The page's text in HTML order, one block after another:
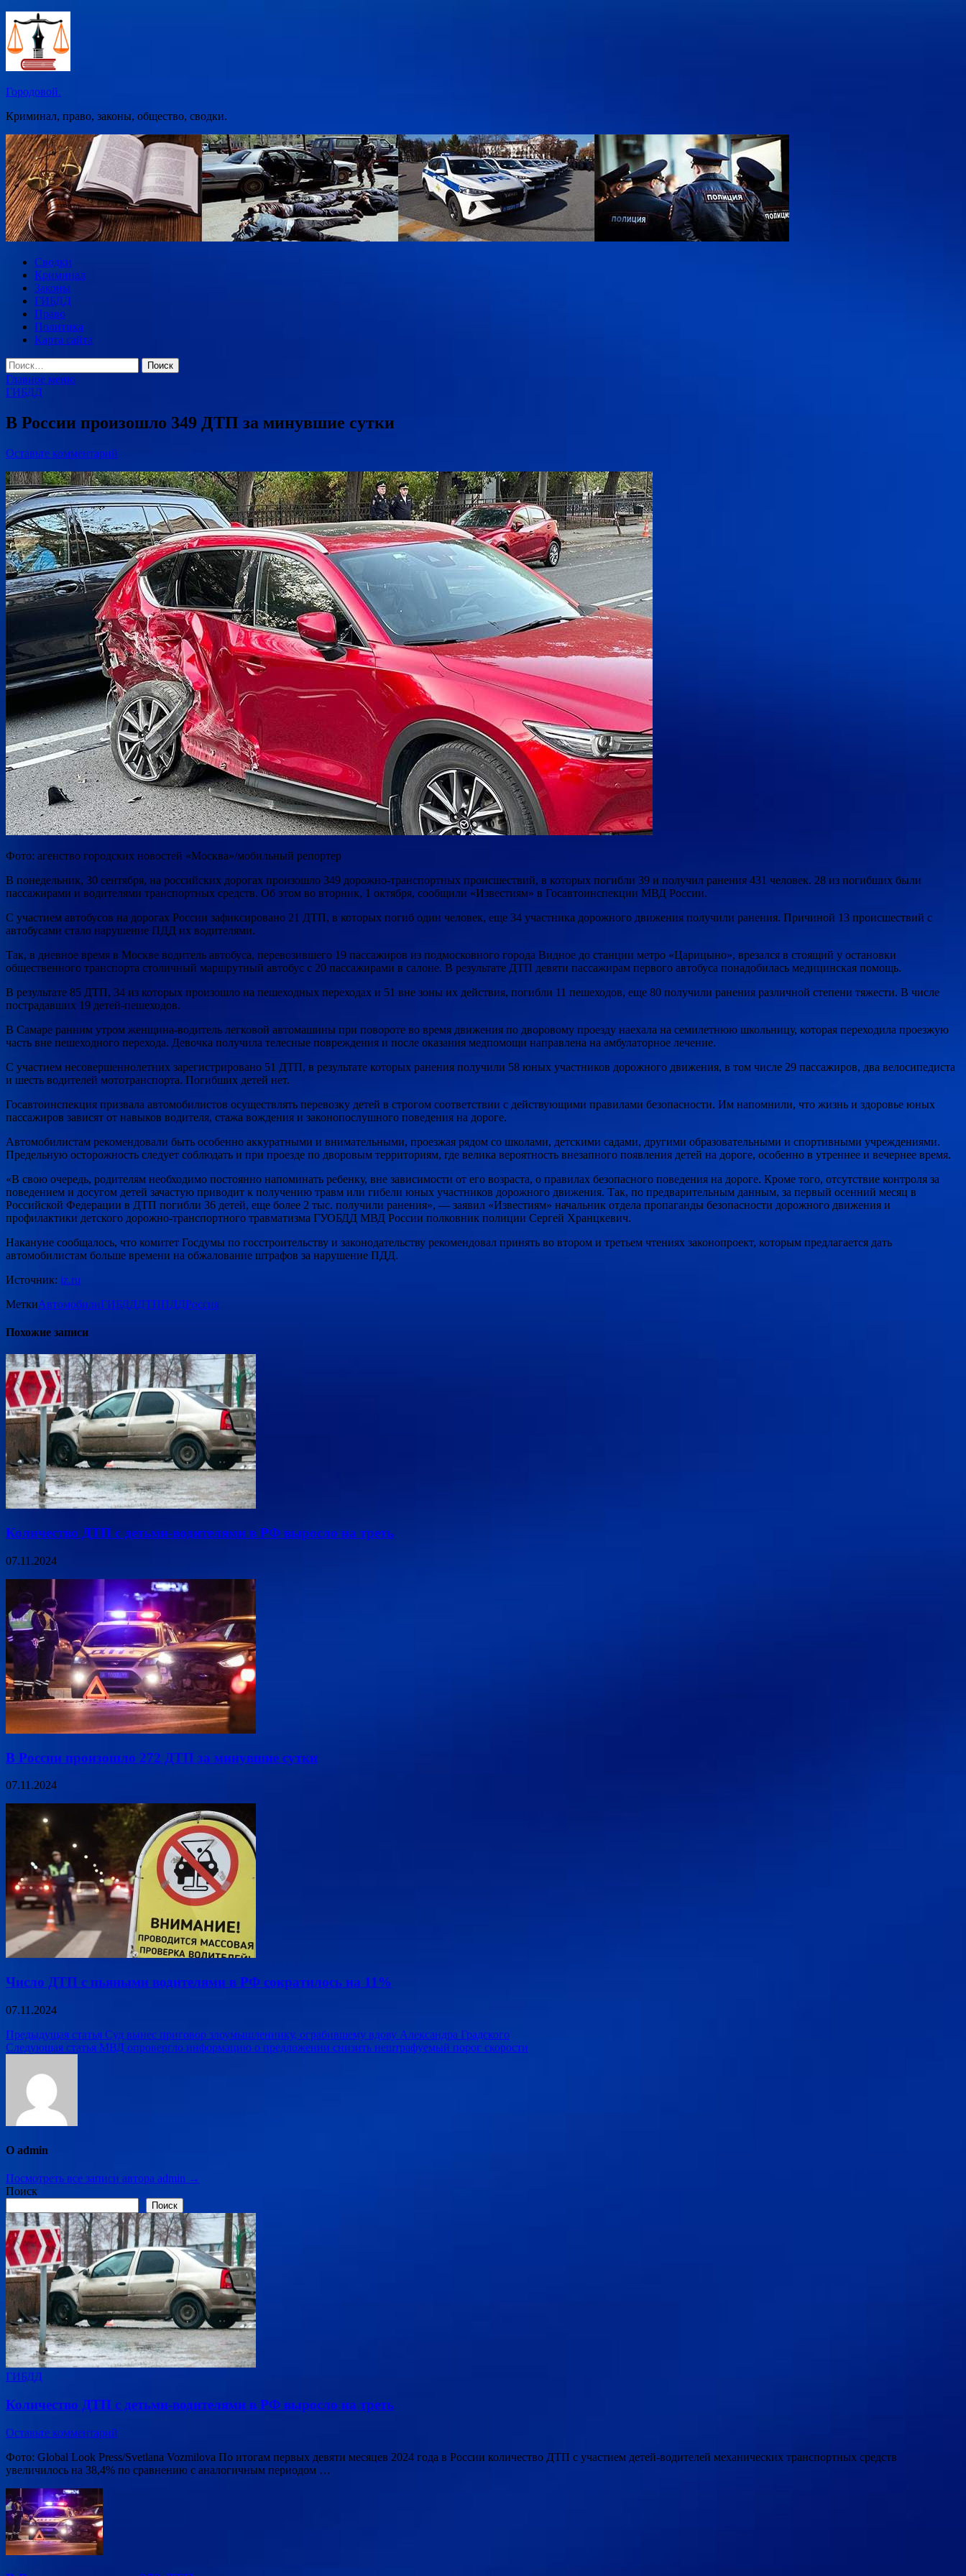
Перейти
содержимому
Городовой.
Криминал, право, законы, общество, сводки.
Сводки
Криминал
Законы
ГИБДД
Право
Политика
Карта сайта
Найти:
Главное меню
ГИБДД
В России произошло 349 ДТП за минувшие сутки
Оставьте комментарий
Фото: агенство городских новостей «Москва»/мобильный репортер
В понедельник, 30 сентября, на российских дорогах произошло 349 дорожно-транспортных происшествий, в которых погибли 39 и получил ранения 431 человек. 28 из погибших были
пассажирами и водителями транспортных средств. Об этом во вторник, 1 октября, сообщили «Известиям» в Госавтоинспекции МВД России.
С участием автобусов на дорогах России зафиксировано 21 ДТП, в которых погиб один человек, еще 34 участника дорожного движения получили ранения. Причиной 13 происшествий с
автобусами стало нарушение ПДД их водителями.
Так, в дневное время в Москве водитель автобуса, перевозившего 19 пассажиров из подмосковного города Видное до станции метро «Царицыно», врезался в стоящий у остановки
общественного транспорта столичный маршрутный автобус с 20 пассажирами в салоне. В результате ДТП девяти пассажирам первого автобуса понадобилась медицинская помощь.
В результате 85 ДТП, 34 из которых произошло на пешеходных переходах и 51 вне зоны их действия, погибли 11 пешеходов, еще 80 получили ранения различной степени тяжести. В числе
пострадавших 19 детей-пешеходов.
В Самаре ранним утром женщина-водитель легковой автомашины при повороте во время движения по дворовому проезду наехала на семилетнюю школьницу, которая переходила проезжую
часть вне пешеходного перехода. Девочка получила телесные повреждения и после оказания медпомощи направлена на амбулаторное лечение.
С участием несовершеннолетних зарегистрировано 51 ДТП, в результате которых ранения получили 58 юных участников дорожного движения, в том числе 29 пассажиров, два велосипедиста
и шесть водителей мототранспорта. Погибших детей нет.
Госавтоинспекция призвала автомобилистов осуществлять перевозку детей в строгом соответствии с действующими правилами безопасности. Им напомнили, что жизнь и здоровье юных
пассажиров зависят от навыков водителя, стажа вождения и законопослушного поведения на дороге.
Автомобилистам рекомендовали быть особенно аккуратными и внимательными, проезжая рядом со школами, детскими садами, другими образовательными и спортивными учреждениями.
Предельную осторожность следует соблюдать и при проезде по дворовым территориям, где велика вероятность внезапного появления детей на дороге, особенно в утреннее и вечернее время.
«В свою очередь, родителям необходимо постоянно напоминать ребенку, вне зависимости от его возраста, о правилах безопасного поведения на дороге. Кроме того, отсутствие контроля за
поведением и досугом детей зачастую приводит к получению травм или гибели юных участников дорожного движения. Так, по предварительным данным, за первый осенний месяц в
Российской Федерации в ДТП погибли 36 детей, еще более 2 тыс. получили ранения», — заявил «Известиям» начальник отдела пропаганды безопасности дорожного движения и
профилактики детского дорожно-транспортного травматизма ГУОБДД МВД России полковник полиции Сергей Хранцкевич.
Накануне сообщалось, что комитет Госдумы по госстроительству и законодательству рекомендовал принять во втором и третьем чтениях законопроект, которым предлагается дать
автомобилистам больше времени на обжалование штрафов за нарушение ПДД.
Источник: iz.ru
МеткиАвтомобилиГИБДДДТППДДРоссия
Похожие записи
Количество ДТП с детьми-водителями в РФ выросло на треть
07.11.2024
В России произошло 272 ДТП за минувшие сутки
07.11.2024
Число ДТП с пьяными водителями в РФ сократилось на 11%
07.11.2024
Навигация
по
записям
Предыдущая статья Суд вынес приговор злоумышленнику, ограбившему вдову Александра Градского
Следующая статья МВД опровергло информацию о предложении снизить нештрафуемый порог скорости
О admin
Посмотреть все записи автора admin →
Поиск
Поиск
ГИБДД
Количество ДТП с детьми-водителями в РФ выросло на треть
Оставьте комментарий
Фото: Global Look Press/Svetlana Vozmilova По итогам первых девяти месяцев 2024 года в России количество ДТП с участием детей-водителей механических транспортных средств
увеличилось на 38,4% по сравнению с аналогичным периодом …